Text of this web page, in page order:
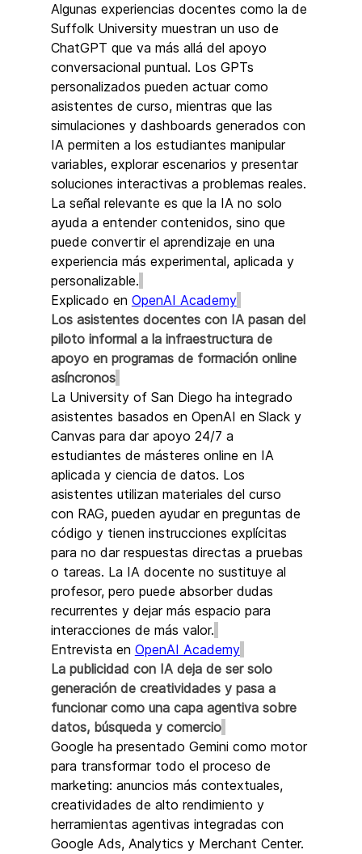
Algunas experiencias docentes como la de
Suffolk University muestran un uso de
ChatGPT que va más allá del apoyo
conversacional puntual. Los GPTs
personalizados pueden actuar como
asistentes de curso, mientras que las
simulaciones y dashboards generados con
IA permiten a los estudiantes manipular
variables, explorar escenarios y presentar
soluciones interactivas a problemas reales.
La señal relevante es que la IA no solo
ayuda a entender contenidos, sino que
puede convertir el aprendizaje en una
experiencia más experimental, aplicada y
personalizable.
Explicado en OpenAI Academy
Los asistentes docentes con IA pasan del
piloto informal a la infraestructura de
apoyo en programas de formación online
asíncronos
La University of San Diego ha integrado
asistentes basados en OpenAI en Slack y
Canvas para dar apoyo 24/7 a
estudiantes de másteres online en IA
aplicada y ciencia de datos. Los
asistentes utilizan materiales del curso
con RAG, pueden ayudar en preguntas de
código y tienen instrucciones explícitas
para no dar respuestas directas a pruebas
o tareas. La IA docente no sustituye al
profesor, pero puede absorber dudas
recurrentes y dejar más espacio para
interacciones de más valor.
Entrevista en OpenAI Academy
La publicidad con IA deja de ser solo
generación de creatividades y pasa a
funcionar como una capa agentiva sobre
datos, búsqueda y comercio
Google ha presentado Gemini como motor
para transformar todo el proceso de
marketing: anuncios más contextuales,
creatividades de alto rendimiento y
herramientas agentivas integradas con
Google Ads, Analytics y Merchant Center.